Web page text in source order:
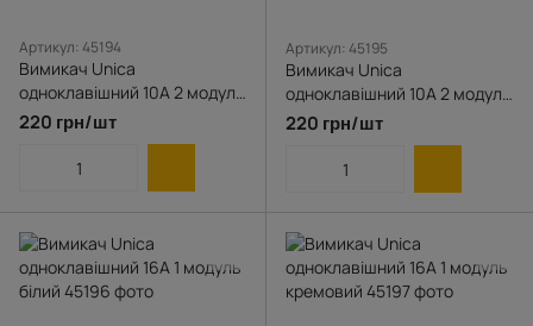
Артикул: 45194
Вимикач Unica
одноклавішний 10А 2 модуля
алюміній
220 грн/шт
Артикул: 45195
Вимикач Unica
одноклавішний 10А 2 модуля
сірий
220 грн/шт